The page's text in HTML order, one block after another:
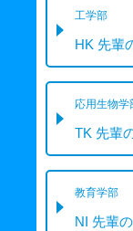
工学部
HK 先輩
応用生物学
TK 先輩
教育学部
NI 先輩